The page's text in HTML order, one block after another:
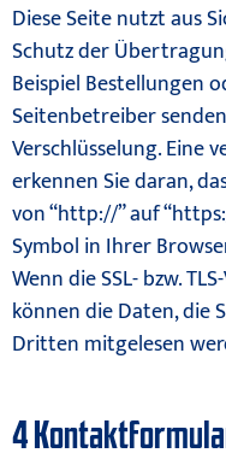
Diese Seite nutzt aus
Schutz der
Beispiel Bestellungen
Seitenbetreiber
Verschlüsselung. Eine
erkennen Sie daran,
von “http://” auf
Symbol in Ihrer
Wenn die SSL- bzw.
können die Daten, die
Dritten mitgelesen
4